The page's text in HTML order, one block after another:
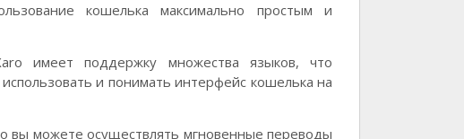
кошелька максимально простым и
имеет поддержку множества языков, что
и понимать интерфейс кошелька на
вы можете осуществлять мгновенные переводы